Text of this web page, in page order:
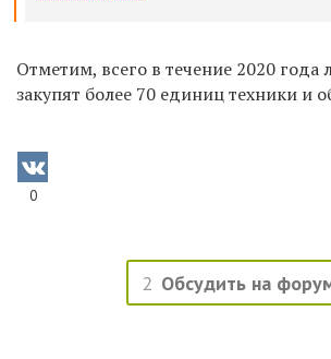
Отметим, всего в течение 2020 года
закупят более 70 единиц техники и
0
2 Обсудить на